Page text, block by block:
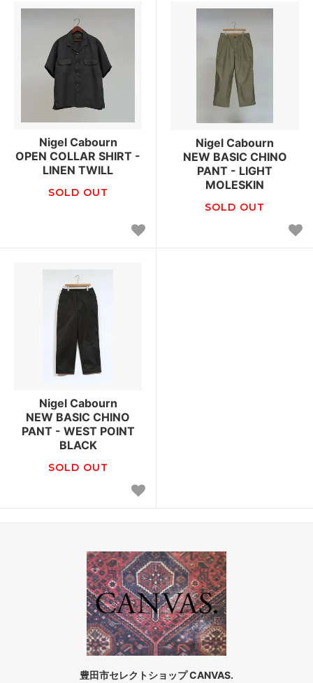
Nigel Cabourn
OPEN COLLAR SHIRT -
LINEN TWILL
SOLD OUT
Nigel Cabourn
NEW BASIC CHINO
PANT - LIGHT
MOLESKIN
SOLD OUT
Nigel Cabourn
NEW BASIC CHINO
PANT - WEST POINT
BLACK
SOLD OUT
豊田市セレクトショップ CANVAS.